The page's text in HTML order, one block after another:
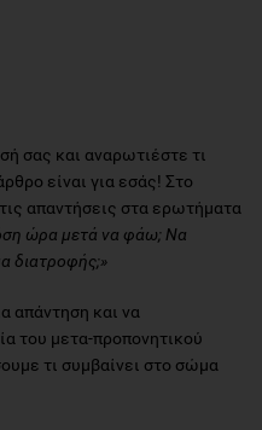
σας και αναρωτιέστε τι
είναι για εσάς! Στο
απαντήσεις στα ερωτήματα
ώρα μετά να φάω; Να
διατροφής;»
απάντηση και να
του μετα-προπονητικού
τι συμβαίνει στο σώμα